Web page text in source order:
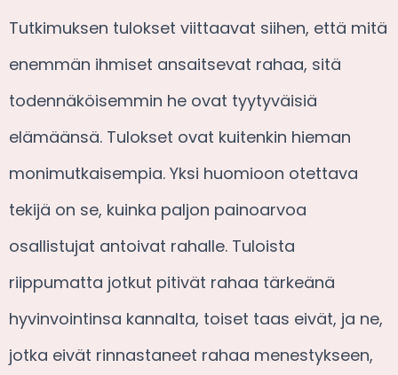
Tutkimuksen tulokset viittaavat siihen, että mitä
enemmän ihmiset ansaitsevat rahaa, sitä
todennäköisemmin he ovat tyytyväisiä
elämäänsä. Tulokset ovat kuitenkin hieman
monimutkaisempia. Yksi huomioon otettava
tekijä on se, kuinka paljon painoarvoa
osallistujat antoivat rahalle. Tuloista
riippumatta jotkut pitivät rahaa tärkeänä
hyvinvointinsa kannalta, toiset taas eivät, ja ne,
jotka eivät rinnastaneet rahaa menestykseen,